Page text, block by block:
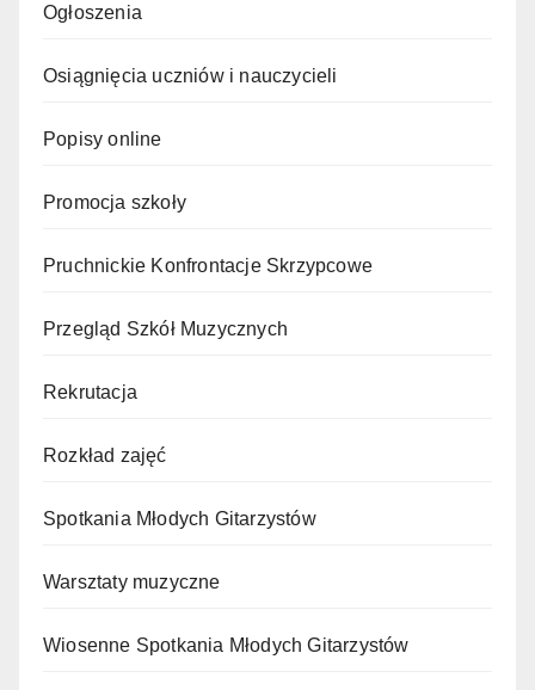
Ogłoszenia
Osiągnięcia uczniów i nauczycieli
Popisy online
Promocja szkoły
Pruchnickie Konfrontacje Skrzypcowe
Przegląd Szkół Muzycznych
Rekrutacja
Rozkład zajęć
Spotkania Młodych Gitarzystów
Warsztaty muzyczne
Wiosenne Spotkania Młodych Gitarzystów